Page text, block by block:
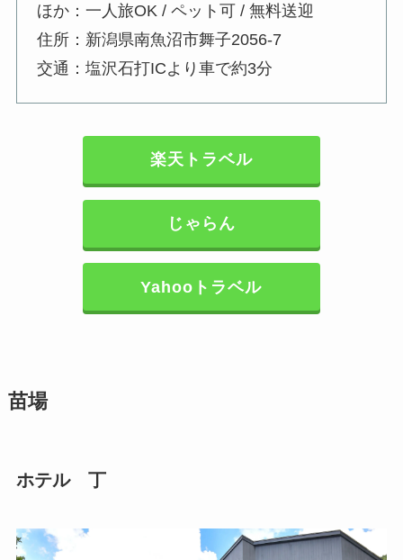
ほか：一人旅OK / ペット可 / 無料送迎
住所：新潟県南魚沼市舞子2056-7
交通：塩沢石打ICより車で約3分
楽天トラベル
じゃらん
Yahooトラベル
苗場
ホテル 丁